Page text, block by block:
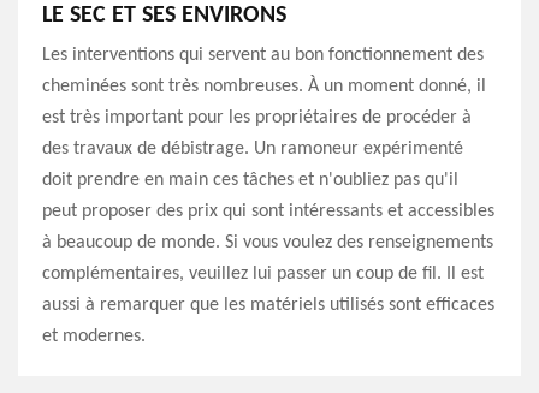
LE SEC ET SES ENVIRONS
Les interventions qui servent au bon fonctionnement des
cheminées sont très nombreuses. À un moment donné, il
est très important pour les propriétaires de procéder à
des travaux de débistrage. Un ramoneur expérimenté
doit prendre en main ces tâches et n'oubliez pas qu'il
peut proposer des prix qui sont intéressants et accessibles
à beaucoup de monde. Si vous voulez des renseignements
complémentaires, veuillez lui passer un coup de fil. Il est
aussi à remarquer que les matériels utilisés sont efficaces
et modernes.